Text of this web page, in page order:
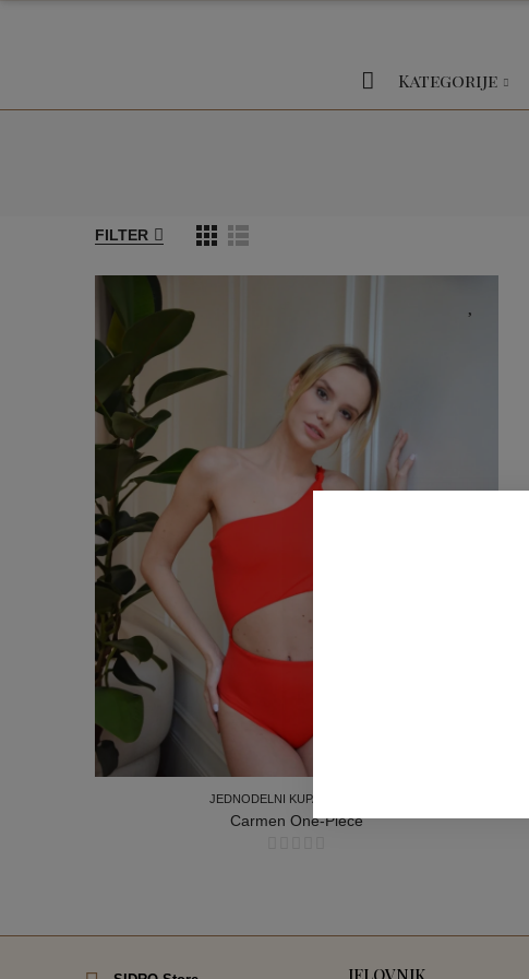
Kategorije
FILTER
JEDNODELNI KUPAĆI KOSTIMI
Carmen One-Piece